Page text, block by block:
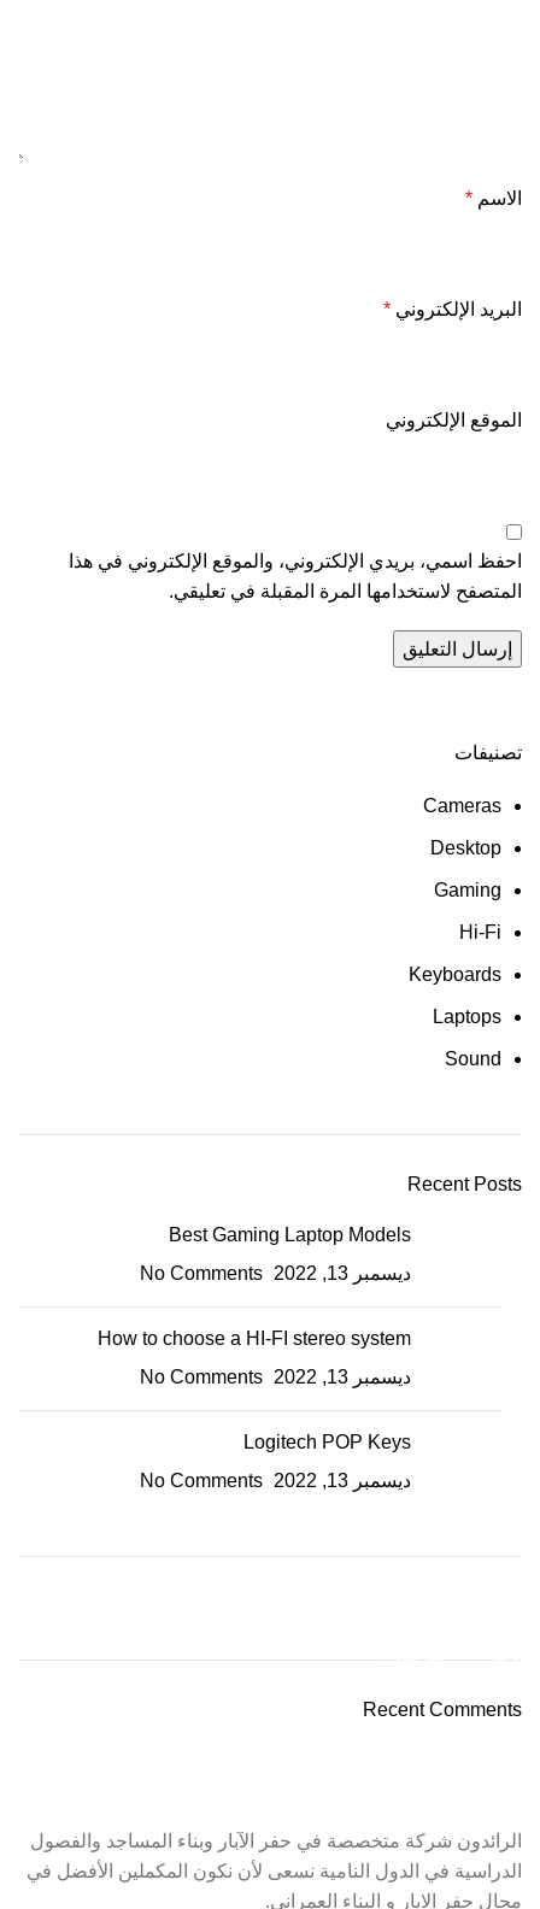
الاسم *
البريد الإلكتروني *
الموقع الإلكتروني
احفظ اسمي، بريدي الإلكتروني، والموقع الإلكتروني في هذا
المتصفح لاستخدامها المرة المقبلة في تعليقي.
تصنيفات
Cameras
Desktop
Gaming
Hi-Fi
Keyboards
Laptops
Sound
Recent Posts
Best Gaming Laptop Models
ديسمبر 13, 2022
No Comments
How to choose a HI-FI stereo system
ديسمبر 13, 2022
No Comments
Logitech POP Keys
ديسمبر 13, 2022
No Comments
HP Envy 34
Recent Comments
الرائدون شركة متخصصة في حفر الآبار وبناء المساجد والفصول
الدراسية في الدول النامية نسعى لأن نكون المكملين الأفضل في
مجال حفر الابار و البناء العمراني.